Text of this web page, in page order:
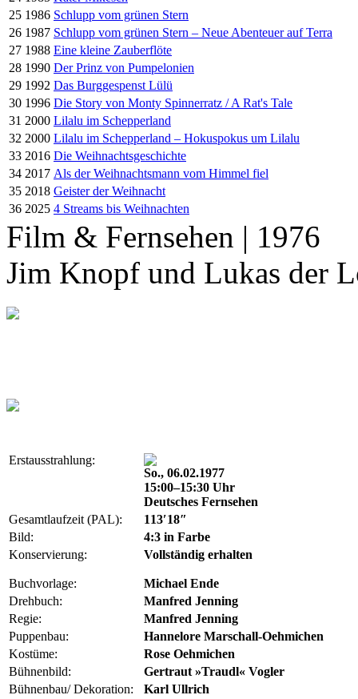
25 1986 Schlupp vom grünen Stern
26 1987 Schlupp vom grünen Stern – Neue Abenteuer auf Terra
27 1988 Eine kleine Zauberflöte
28 1990 Der Prinz von Pumpelonien
29 1992 Das Burggespenst Lülü
30 1996 Die Story von Monty Spinnerratz / A Rat's Tale
31 2000 Lilalu im Schepperland
32 2000 Lilalu im Schepperland – Hokuspokus um Lilalu
33 2016 Die Weihnachtsgeschichte
34 2017 Als der Weihnachtsmann vom Himmel fiel
35 2018 Geister der Weihnacht
36 2025 4 Streams bis Weihnachten
Film & Fernsehen | 1976
Jim Knopf und Lukas der
Erstausstrahlung:
So., 06.02.1977
15:00–15:30 Uhr
Deutsches Fernsehen
Gesamtlaufzeit (PAL):
113′18″
Bild:
4:3 in Farbe
Konservierung:
Vollständig erhalten
Buchvorlage:
Michael Ende
Drehbuch:
Manfred Jenning
Regie:
Manfred Jenning
Puppenbau:
Hannelore Marschall-Oehmichen
Kostüme:
Rose Oehmichen
Bühnenbild:
Gertraut »Traudl« Vogler
Bühnenbau/ Dekoration:
Karl Ullrich